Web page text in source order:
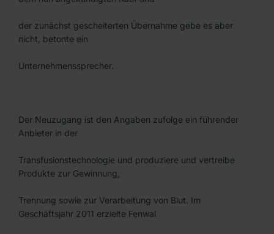
der zunächst gescheiterten Übernahme gebe es aber
nicht, betonte ein
Unternehmenssprecher.
Der Neuzugang ist den Angaben zufolge ein führender
Anbieter in der
Transfusionstechnologie und produziere und vertreibe
Produkte zur Gewinnung,
Trennung sowie zur Verarbeitung von Blut. Im
Geschäftsjahr 2011 erzielte Fenwal